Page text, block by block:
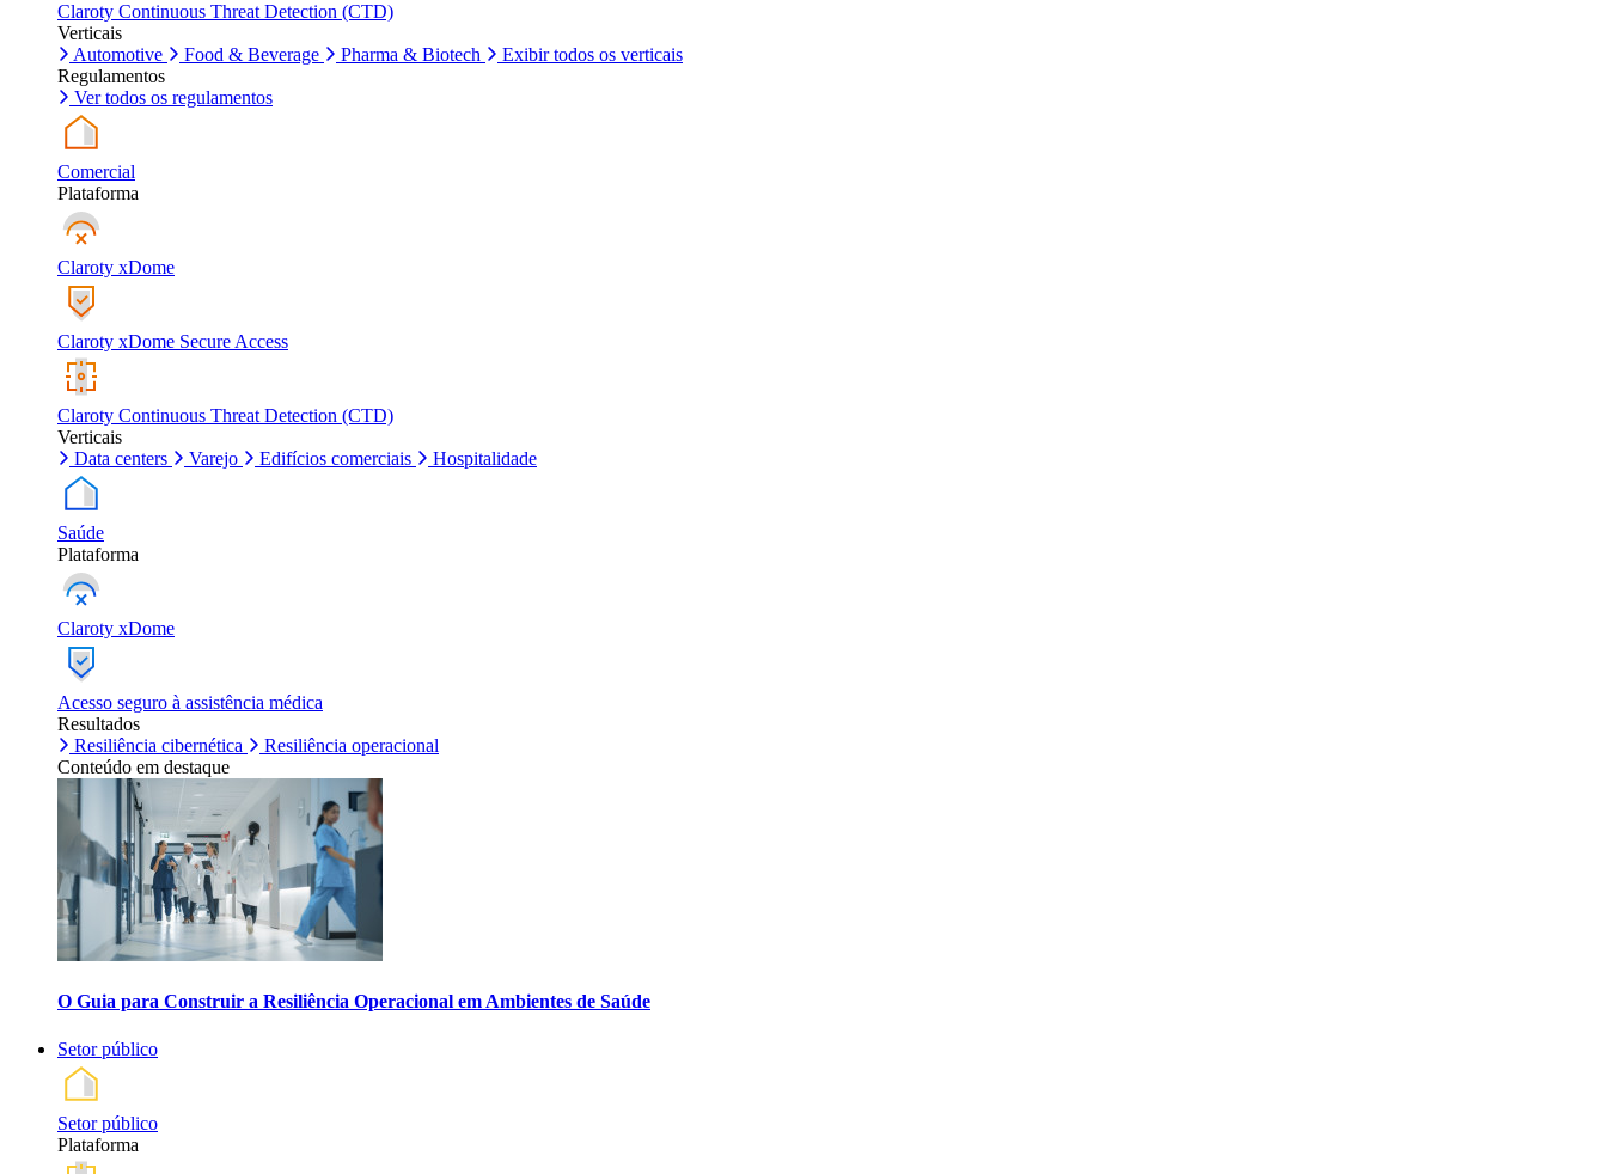
Claroty Continuous Threat Detection (CTD)
Verticais
Automotive
Food & Beverage Pharma & Biotech
Exibir todos os verticais
Regulamentos
Ver todos os regulamentos
Comercial
Plataforma
Claroty xDome
Claroty xDome Secure Access
Claroty Continuous Threat Detection (CTD)
Verticais
Data centers
Varejo Edifícios comerciais Hospitalidade
Saúde
Plataforma
Claroty xDome
Acesso seguro à assistência médica
Resultados
Resiliência cibernética
Resiliência operacional
Conteúdo em destaque
O Guia para Construir a Resiliência Operacional em Ambientes de Saúde
Setor público
Setor público
Plataforma